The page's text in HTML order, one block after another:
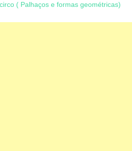
( Palhaços e formas geométricas)